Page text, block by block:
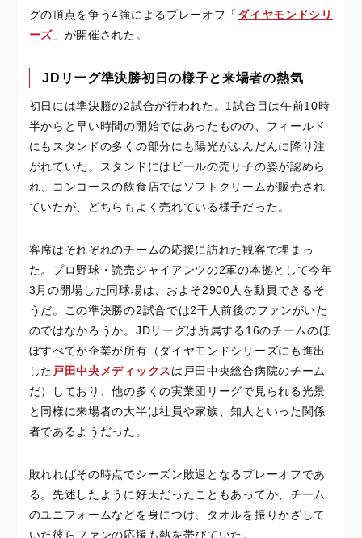
グの頂点を争う4強によるプレーオフ「 ダイヤモンドシリ
ーズ」が開催された。
JDリーグ準決勝初日の様子と来場者の熱気
初日には準決勝の2試合が行われた。1試合目は午前10時
半からと早い時間の開始ではあったものの、フィールド
にもスタンドの多くの部分にも陽光がふんだんに降り注
がれていた。スタンドにはビールの売り子の姿が認めら
れ、コンコースの飲食店ではソフトクリームが販売され
ていたが、どちらもよく売れている様子だった。
客席はそれぞれのチームの応援に訪れた観客で埋まっ
た。プロ野球・読売ジャイアンツの2軍の本拠として今年
3月の開場した同球場は、およそ2900人を動員できるそ
うだ。この準決勝の2試合では2千人前後のファンがいた
のではなかろうか。JDリーグは所属する16のチームのほ
ぼすべてが企業が所有（ダイヤモンドシリーズにも進出
した 戸田中央メディックスは戸田中央総合病院のチーム
だ）しており、他の多くの実業団リーグで見られる光景
と同様に来場者の大半は社員や家族、知人といった関係
者であるようだった。
敗れればその時点でシーズン敗退となるプレーオフであ
る。先述したように好天だったこともあってか、チーム
のユニフォームなどを身につけ、タオルを振りかざして
いた彼らファンの応援も熱を帯びていた。